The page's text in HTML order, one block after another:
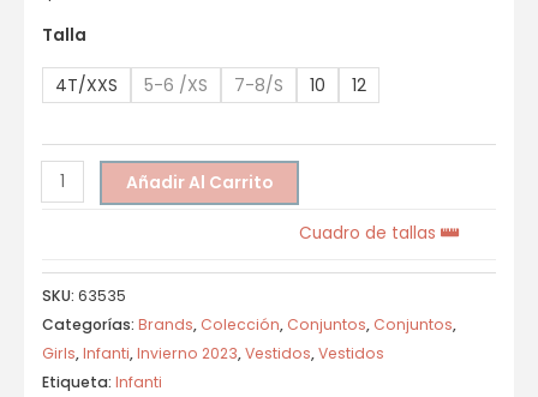
Talla
4T/XXS 5-6 /XS 7-8/S 10 12
Añadir Al Carrito
Cuadro de tallas
SKU: 63535
Categorías: Brands, Colección, Conjuntos, Conjuntos,
Girls,Infanti,Invierno 2023,Vestidos,Vestidos
Etiqueta: Infanti